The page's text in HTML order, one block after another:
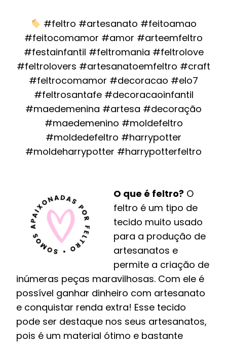
#feltro #artesanato #feitoamao
#feitocomamor #amor #arteemfeltro
#festainfantil #feltromania #feltrolove
#feltrolovers #artesanatoemfeltro #craft
#feltrocomamor #decoracao #elo7
#feltrosantafe #decoracaoinfantil
#maedemenina #artesa #decoração
#maedemenino #moldefeltro
#moldedefeltro #harrypotter
#moldeharrypotter #harrypotterfeltro
O que é feltro? O
feltro é um tipo de
tecido muito usado
para a produção de
artesanatos e
permite a criação de
inúmeras peças maravilhosas. Com ele é
possível ganhar dinheiro com artesanato
e conquistar renda extra! Esse tecido
pode ser destaque nos seus artesanatos,
pois é um material ótimo e bastante